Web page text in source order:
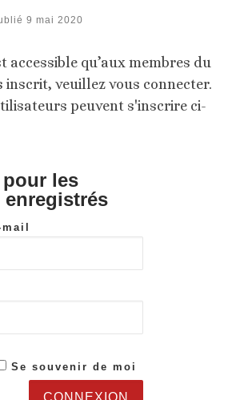
9 mai 2020
accessible qu’aux membres du
inscrit, veuillez vous connecter.
peuvent s'inscrire ci-
les
Se souvenir de moi